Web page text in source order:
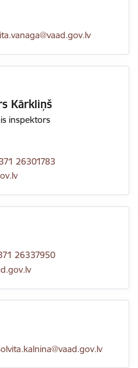
pasts:
Kārkliņš
inspektors
26301783
26337950
pasts: